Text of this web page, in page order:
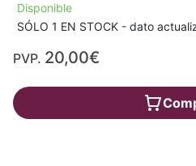
Disponible
SÓLO 1 EN STOCK - dato
PVP. 20,00€